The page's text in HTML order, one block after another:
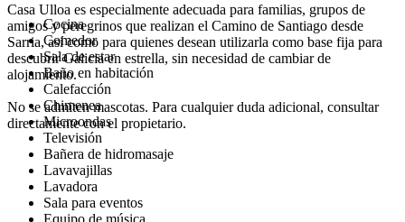
Casa Ulloa es especialmente adecuada para familias, grupos de
amigos y peregrinos que realizan el Camino de Santiago desde
Sarria, así como para quienes desean utilizarla como base fija para
descubrir Galicia en estrella, sin necesidad de cambiar de
alojamiento.
No se admiten mascotas. Para cualquier duda adicional, consultar
directamente con el propietario.
Cocina
Comedor
Sala de estar
Baño en habitación
Calefacción
Chimenea
Microondas
Televisión
Bañera de hidromasaje
Lavavajillas
Lavadora
Sala para eventos
Equipo de música